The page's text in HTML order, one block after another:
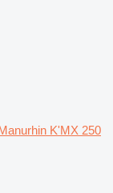
K'MX 250